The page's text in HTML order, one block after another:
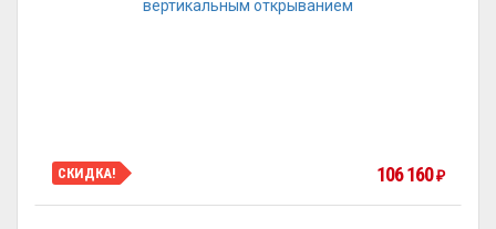
СКИДКА! 106 160₽